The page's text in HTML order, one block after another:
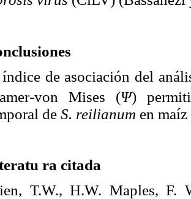
de asociación del
von Mises (Ψ)
de S. reilianum en
ra citada
T.W., H.W. Maples, F.